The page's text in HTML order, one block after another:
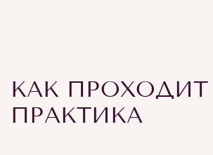
КАК ПРОХОДИТ
ПРАКТИКА